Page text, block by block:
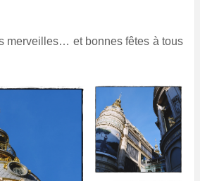
merveilles… et bonnes fêtes à tous